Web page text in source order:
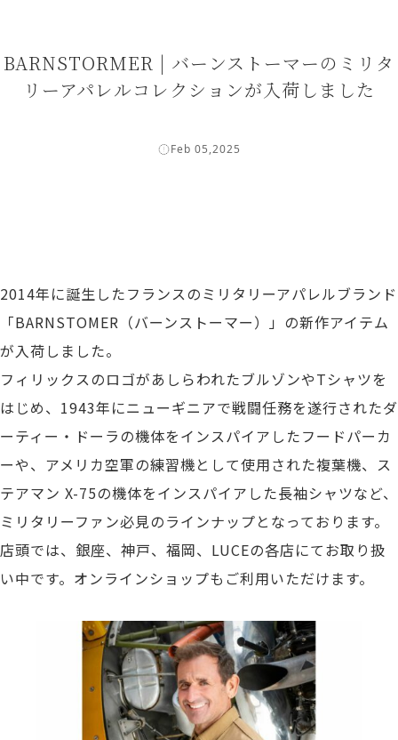
BARNSTORMER | バーンストーマーのミリタ
リーアパレルコレクションが入荷しました
Feb 05,2025
2014年に誕生したフランスのミリタリーアパレルブランド
「BARNSTOMER（バーンストーマー）」の新作アイテム
が入荷しました。
フィリックスのロゴがあしらわれたブルゾンやTシャツを
はじめ、1943年にニューギニアで戦闘任務を遂行されたダ
ーティー・ドーラの機体をインスパイアしたフードパーカ
ーや、アメリカ空軍の練習機として使用された複葉機、ス
テアマン X-75の機体をインスパイアした長袖シャツなど、
ミリタリーファン必見のラインナップとなっております。
店頭では、銀座、神戸、福岡、LUCEの各店にてお取り扱
い中です。オンラインショップもご利用いただけます。